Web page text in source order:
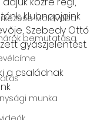
Moldvába
bemutatása
munka
klubnapjaink
Szebedy Ottó
gyászjelentést.
a családnak